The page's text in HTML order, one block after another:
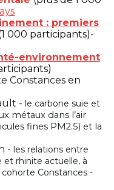
: premiers
000 participants)-
environnement
Constances en
- le carbone suie et
métaux dans l’air
fines PM2.5) et la
- les relations entre
rhinite actuelle, à
Constances -